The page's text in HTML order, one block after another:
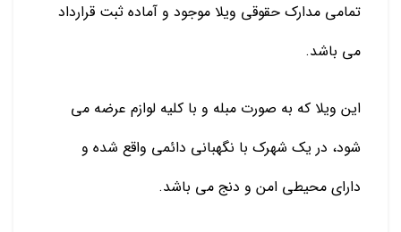
تمامی مدارک حقوقی ویلا موجود و آماده ثبت قرارداد
می باشد.
این ویلا که به صورت مبله و با کلیه لوازم عرضه می
شود، در یک شهرک با نگهبانی دائمی واقع شده و
دارای محیطی امن و دنج می باشد.